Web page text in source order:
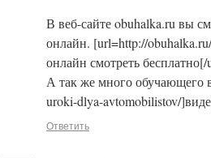
В веб-сайте obuhalka.ru вы
онлайн. [url=http://
онлайн смотреть
А так же много обучающего
uroki-dlya-avtomobilistov/
Ответить